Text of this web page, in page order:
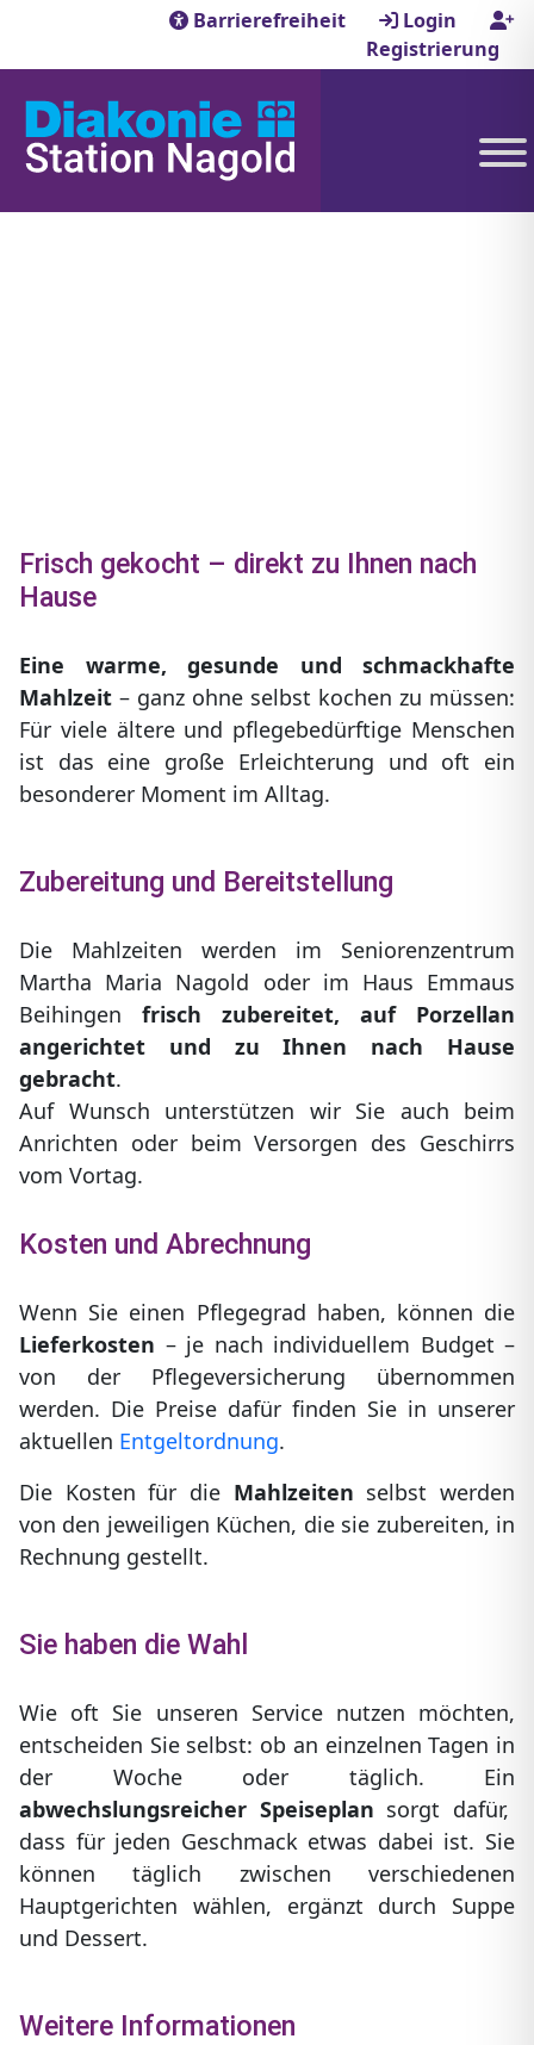
Barrierefreiheit
Login
Registrierung
Frisch gekocht – direkt zu Ihnen nach
Hause
Eine warme, gesunde und schmackhafte
Mahlzeit – ganz ohne selbst kochen zu müssen:
Für viele ältere und pflegebedürftige Menschen
ist das eine große Erleichterung und oft ein
besonderer Moment im Alltag.
Zubereitung und Bereitstellung
Die Mahlzeiten werden im Seniorenzentrum
Martha Maria Nagold oder im Haus Emmaus
Beihingen frisch zubereitet, auf Porzellan
angerichtet und zu Ihnen nach Hause
gebracht.
Auf Wunsch unterstützen wir Sie auch beim
Anrichten oder beim Versorgen des Geschirrs
vom Vortag.
Kosten und Abrechnung
Wenn Sie einen Pflegegrad haben, können die
Lieferkosten – je nach individuellem Budget –
von der Pflegeversicherung übernommen
werden. Die Preise dafür finden Sie in unserer
aktuellen Entgeltordnung.
Die Kosten für die Mahlzeiten selbst werden
von den jeweiligen Küchen, die sie zubereiten, in
Rechnung gestellt.
Sie haben die Wahl
Wie oft Sie unseren Service nutzen möchten,
entscheiden Sie selbst: ob an einzelnen Tagen in
der Woche oder täglich. Ein
abwechslungsreicher Speiseplan sorgt dafür,
dass für jeden Geschmack etwas dabei ist. Sie
können täglich zwischen verschiedenen
Hauptgerichten wählen, ergänzt durch Suppe
und Dessert.
Weitere Informationen